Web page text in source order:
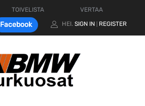
TOIVELISTA VERTAA
Facebook HEI. SIGN IN REGISTER